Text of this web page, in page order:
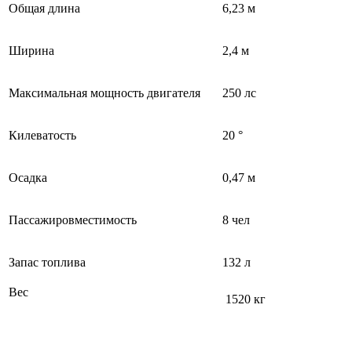
Общая длина 6,23 м
Ширина 2,4 м
Максимальная мощность двигателя 250 лс
Килеватость 20 °
Осадка 0,47 м
Пассажировместимость 8 чел
Запас топлива 132 л
Вес
1520 кг